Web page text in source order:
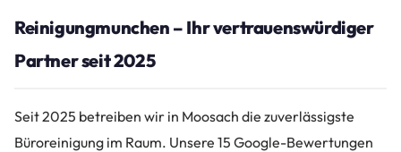
Reinigungmunchen – Ihr vertrauenswürdiger
Partner seit 2025
Seit 2025 betreiben wir in Moosach die zuverlässigste
Büroreinigung im Raum. Unsere 15 Google-Bewertungen